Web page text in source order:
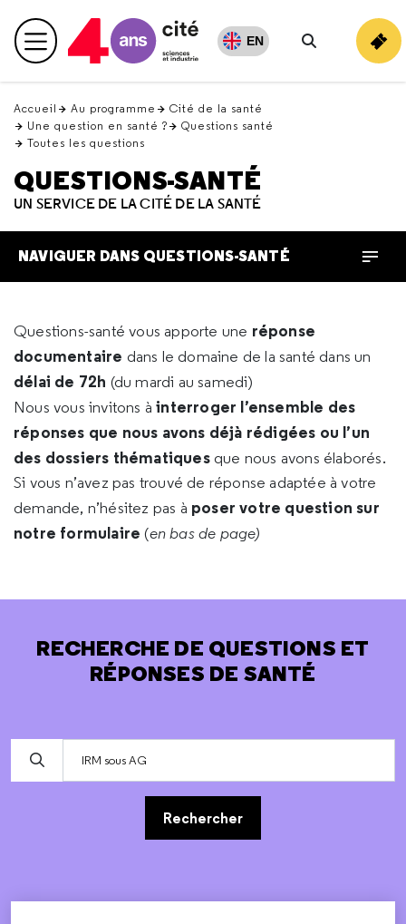
en
haut Menu principal EN
Rechercher
Accueil Au programme
Cité de la santé
Une question en santé ?
Questions santé
Toutes les questions
QUESTIONS-SANTÉ
UN SERVICE DE LA CITÉ DE LA SANTÉ
NAVIGUER DANS QUESTIONS-SANTÉ
Questions-santé vous apporte une réponse
documentaire dans le domaine de la santé dans un
délai de 72h (du mardi au samedi)
Nous vous invitons àinterroger l’ensemble des
réponses que nous avons déjà rédigées ou l’un
des dossiers thématiques que nous avons élaborés.
Si vous n’avez pas trouvé de réponse adaptée à votre
demande, n’hésitez pas à poser votre question sur
notre formulaire (en bas de page)
RECHERCHE DE QUESTIONS ET
RÉPONSES DE SANTÉ
Rechercher